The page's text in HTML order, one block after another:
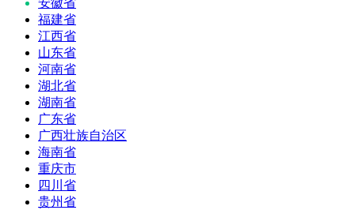
安徽省
福建省
江西省
山东省
河南省
湖北省
湖南省
广东省
广西壮族自治区
海南省
重庆市
四川省
贵州省